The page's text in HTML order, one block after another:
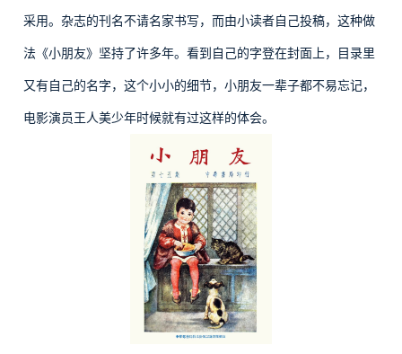
采用。杂志的刊名不请名家书写，而由小读者自己投稿，这种做
法《小朋友》坚持了许多年。看到自己的字登在封面上，目录里
又有自己的名字，这个小小的细节，小朋友一辈子都不易忘记，
电影演员王人美少年时候就有过这样的体会。